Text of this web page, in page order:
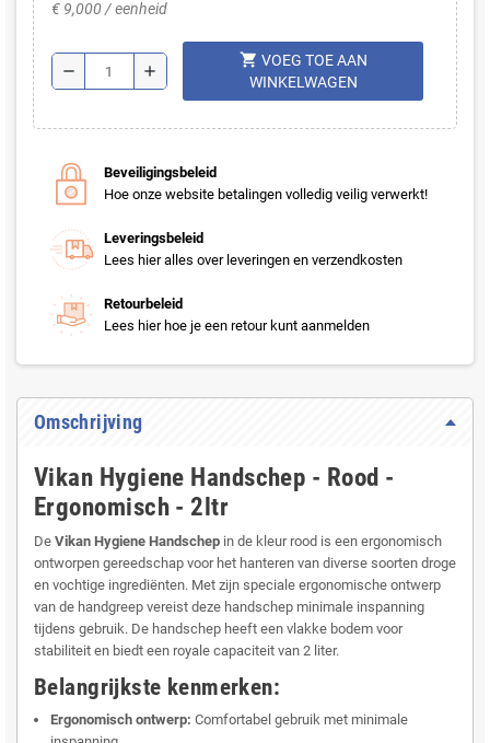
€ 9,000 / eenheid
remove add
shopping_cart VOEG TOE AAN
WINKELWAGEN
Beveiligingsbeleid
Hoe onze website betalingen volledig veilig verwerkt!
Leveringsbeleid
Lees hier alles over leveringen en verzendkosten
Retourbeleid
Lees hier hoe je een retour kunt aanmelden
Omschrijving
Vikan Hygiene Handschep - Rood -
Ergonomisch - 2ltr
De Vikan Hygiene Handschep in de kleur rood is een ergonomisch
ontworpen gereedschap voor het hanteren van diverse soorten droge
en vochtige ingrediënten. Met zijn speciale ergonomische ontwerp
van de handgreep vereist deze handschep minimale inspanning
tijdens gebruik. De handschep heeft een vlakke bodem voor
stabiliteit en biedt een royale capaciteit van 2 liter.
Belangrijkste kenmerken:
Ergonomisch ontwerp: Comfortabel gebruik met minimale